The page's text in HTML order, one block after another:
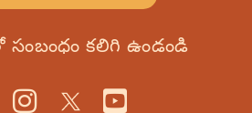
కలిగి ఉండండి